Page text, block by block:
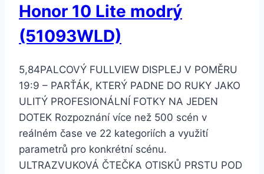
Honor 10 Lite modrý
(51093WLD)
5,84PALCOVÝ FULLVIEW DISPLEJ V POMĚRU
19:9 – PARŤÁK, KTERÝ PADNE DO RUKY JAKO
ULITÝ PROFESIONÁLNÍ FOTKY NA JEDEN
DOTEK Rozpoznání více než 500 scén v
reálném čase ve 22 kategoriích a využití
parametrů pro konkrétní scénu.
ULTRAZVUKOVÁ ČTEČKA OTISKŮ PRSTU POD